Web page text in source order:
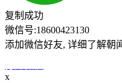
复制成功
微信号:18600423130
添加微信好友, 详细了解朝
x